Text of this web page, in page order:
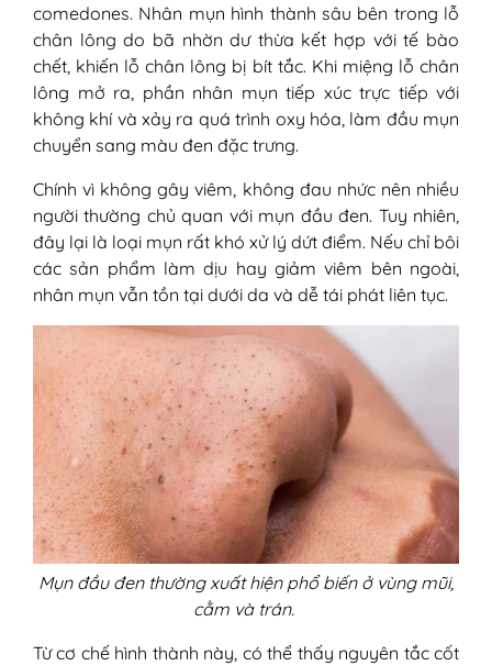
comedones. Nhân mụn hình thành sâu bên trong lỗ
chân lông do bã nhờn dư thừa kết hợp với tế bào
chết, khiến lỗ chân lông bị bít tắc. Khi miệng lỗ chân
lông mở ra, phần nhân mụn tiếp xúc trực tiếp với
không khí và xảy ra quá trình oxy hóa, làm đầu mụn
chuyển sang màu đen đặc trưng.
Chính vì không gây viêm, không đau nhức nên nhiều
người thường chủ quan với mụn đầu đen. Tuy nhiên,
đây lại là loại mụn rất khó xử lý dứt điểm. Nếu chỉ bôi
các sản phẩm làm dịu hay giảm viêm bên ngoài,
nhân mụn vẫn tồn tại dưới da và dễ tái phát liên tục.
Mụn đầu đen thường xuất hiện phổ biến ở vùng mũi,
cằm và trán.
Từ cơ chế hình thành này, có thể thấy nguyên tắc cốt